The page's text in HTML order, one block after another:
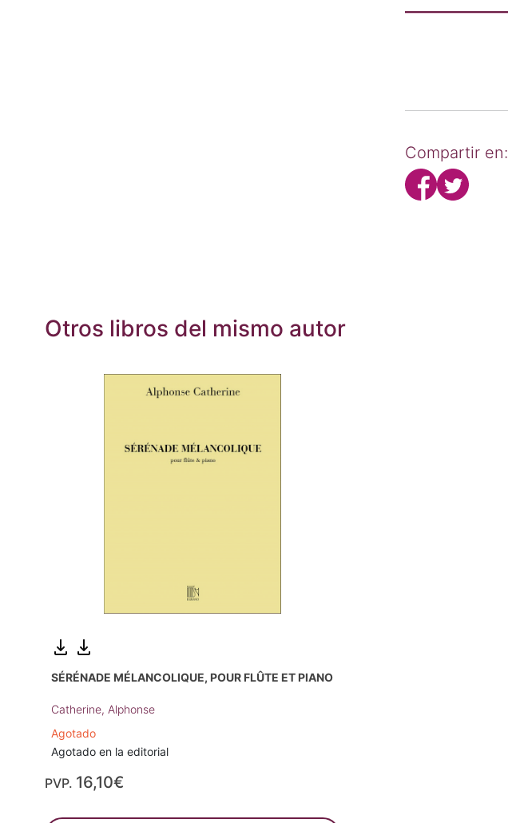
Compartir en:
Otros libros del mismo autor
SÉRÉNADE MÉLANCOLIQUE, POUR FLÛTE ET PIANO
Catherine, Alphonse
Agotado
Agotado en la editorial
PVP. 16,10€